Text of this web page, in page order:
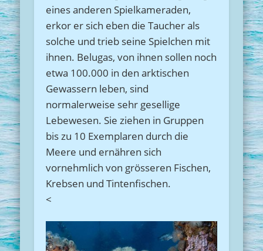
eines anderen Spielkameraden,
erkor er sich eben die Taucher als
solche und trieb seine Spielchen mit
ihnen. Belugas, von ihnen sollen noch
etwa 100.000 in den arktischen
Gewassern leben, sind
normalerweise sehr gesellige
Lebewesen. Sie ziehen in Gruppen
bis zu 10 Exemplaren durch die
Meere und ernähren sich
vornehmlich von grösseren Fischen,
Krebsen und Tintenfischen.
<